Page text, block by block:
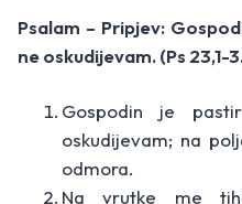
Psalam – Pripjev:
ne oskudijevam. (Ps 23,1-
Gospodin je
oskudijevam; na
odmora.
Na vrutke me